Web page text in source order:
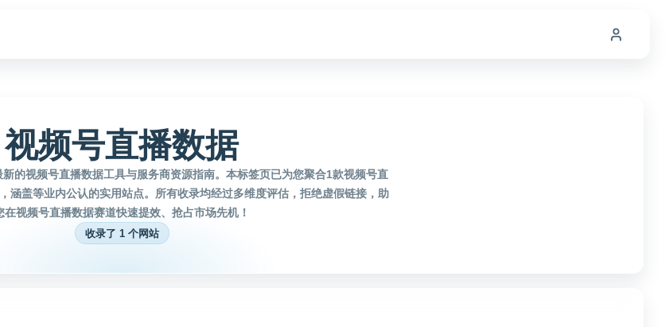
视频号直播数据
的视频号直播数据工具与服务商资源指南。本标签页已为您聚合1款视频号直
涵盖等业内公认的实用站点。所有收录均经过多维度评估，拒绝虚假链接，助
在视频号直播数据赛道快速提效、抢占市场先机！
收录了 1 个网站